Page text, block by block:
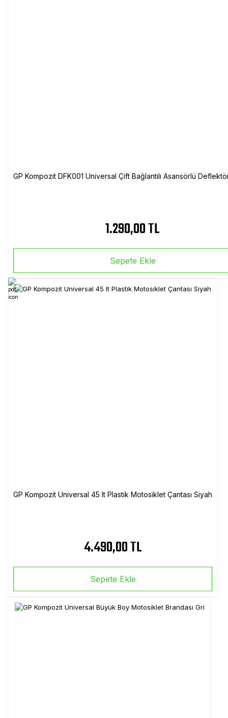
GP Kompozit DFK001 Universal Çift Bağlantılı Asansörlü
1.290,00 TL
Sepete Ekle
GP Kompozit Universal 45 lt Plastik Motosiklet Çantası Siyah
4.490,00 TL
Sepete Ekle